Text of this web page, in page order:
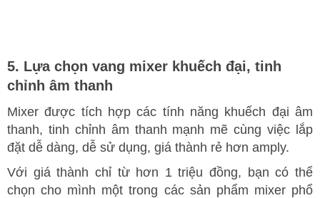
5. Lựa chọn vang mixer khuếch đại, tinh
chỉnh âm thanh
Mixer được tích hợp các tính năng khuếch đại âm
thanh, tinh chỉnh âm thanh mạnh mẽ cùng việc lắp
đặt dễ dàng, dễ sử dụng, giá thành rẻ hơn amply.
Với giá thành chỉ từ hơn 1 triệu đồng, bạn có thể
chọn cho mình một trong các sản phẩm mixer phổ